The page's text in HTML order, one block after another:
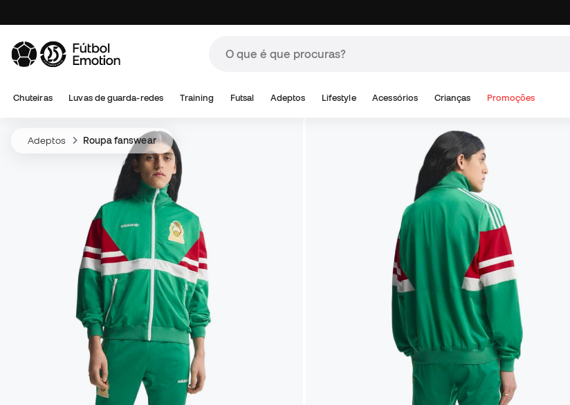
Chuteiras Luvas de guarda-redes Training Futsal Adeptos Lifestyle Acessórios Crianças Promoções
Adeptos Roupa fanswear